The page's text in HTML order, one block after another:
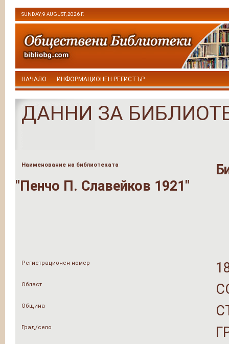
SUNDAY, 9 AUGUST, 2026 Г.
НАЧАЛО ИНФОРМАЦИОНЕН РЕГИСТЪР
ДАННИ ЗА
Наименование на библиотеката
"Пенчо П. Славейков 1921"
Регистрационен номер
Област
Община
Град/село